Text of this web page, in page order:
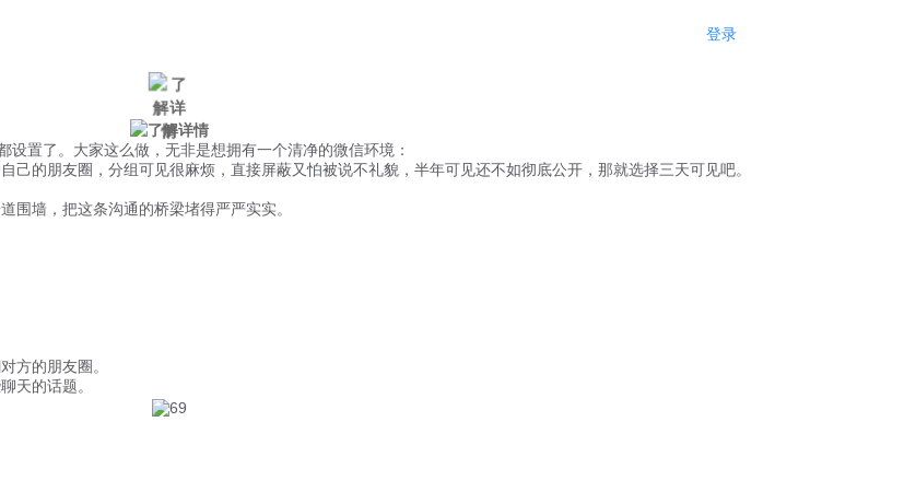
登录
置了。大家这么做，无非是想拥有一个清净的微信环境：
朋友圈，分组可见很麻烦，直接屏蔽又怕被说不礼貌，半年可见还不如彻底公开，那就选择三天可见吧。
围墙，把这条沟通的桥梁堵得严严实实。
方的朋友圈。
天的话题。